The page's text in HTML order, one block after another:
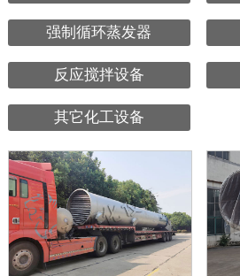
强制循环蒸发器
反应搅拌设备
其它化工设备